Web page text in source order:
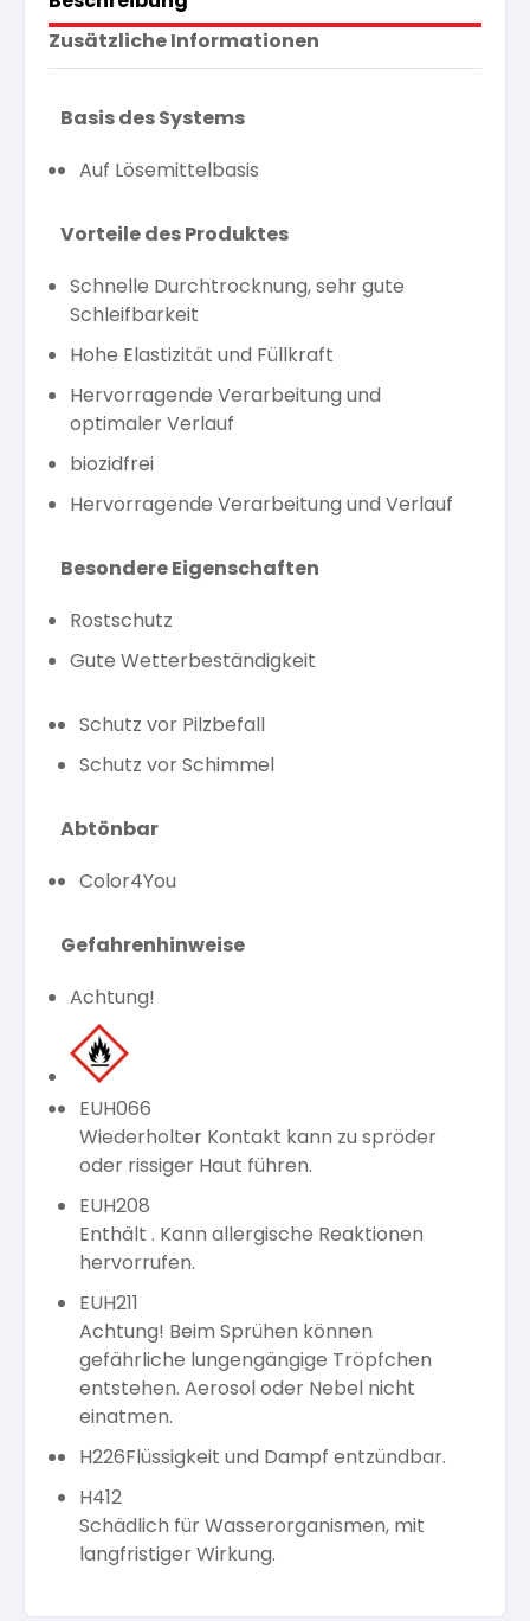
Zusätzliche Informationen
Basis des Systems
Auf Lösemittelbasis
Vorteile des Produktes
Schnelle Durchtrocknung, sehr gute
Schleifbarkeit
Hohe Elastizität und Füllkraft
Hervorragende Verarbeitung und
optimaler Verlauf
biozidfrei
Hervorragende Verarbeitung und Verlauf
Besondere Eigenschaften
Rostschutz
Gute Wetterbeständigkeit
Schutz vor Pilzbefall
Schutz vor Schimmel
Abtönbar
Color4You
Gefahrenhinweise
Achtung!
EUH066
Wiederholter Kontakt kann zu spröder
oder rissiger Haut führen.
EUH208
Enthält . Kann allergische Reaktionen
hervorrufen.
EUH211
Achtung! Beim Sprühen können
gefährliche lungengängige Tröpfchen
entstehen. Aerosol oder Nebel nicht
einatmen.
H226Flüssigkeit und Dampf entzündbar.
H412
Schädlich für Wasserorganismen, mit
langfristiger Wirkung.